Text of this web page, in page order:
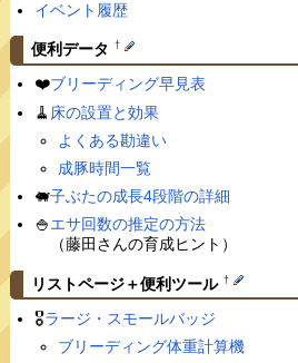
イベント履歴
便利データ †
❤️ブリーディング早見表
🧹 床の設置と効果
よくある勘違い
成豚時間一覧
🐖子ぶたの成長4段階の詳細
🍚エサ回数の推定の方法
（藤田さんの育成ヒント）
リストページ＋便利ツール †
🎖ラージ・スモールバッジ
ブリーディング体重計算機